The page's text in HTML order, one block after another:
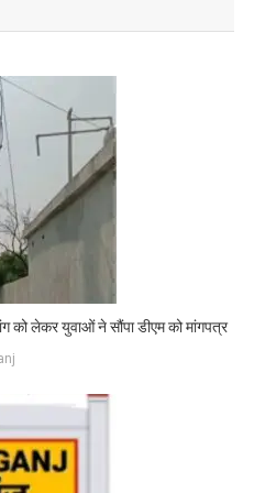
को लेकर युवाओं ने सौंपा डीएम को मांगपत्र